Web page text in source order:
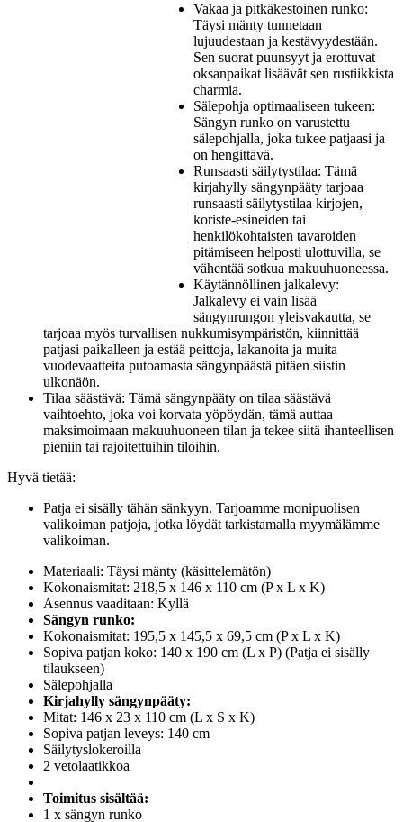
Vakaa ja pitkäkestoinen runko:
Täysi mänty tunnetaan
lujuudestaan ja kestävyydestään.
Sen suorat puunsyyt ja erottuvat
oksanpaikat lisäävät sen rustiikkista
charmia.
Sälepohja optimaaliseen tukeen:
Sängyn runko on varustettu
sälepohjalla, joka tukee patjaasi ja
on hengittävä.
Runsaasti säilytystilaa: Tämä
kirjahylly sängynpääty tarjoaa
runsaasti säilytystilaa kirjojen,
koriste-esineiden tai
henkilökohtaisten tavaroiden
pitämiseen helposti ulottuvilla, se
vähentää sotkua makuuhuoneessa.
Käytännöllinen jalkalevy:
Jalkalevy ei vain lisää
sängynrungon yleisvakautta, se
tarjoaa myös turvallisen nukkumisympäristön, kiinnittää
patjasi paikalleen ja estää peittoja, lakanoita ja muita
vuodevaatteita putoamasta sängynpäästä pitäen siistin
ulkonäön.
Tilaa säästävä: Tämä sängynpääty on tilaa säästävä
vaihtoehto, joka voi korvata yöpöydän, tämä auttaa
maksimoimaan makuuhuoneen tilan ja tekee siitä ihanteellisen
pieniin tai rajoitettuihin tiloihin.
Hyvä tietää:
Patja ei sisälly tähän sänkyyn. Tarjoamme monipuolisen
valikoiman patjoja, jotka löydät tarkistamalla myymälämme
valikoiman.
Materiaali: Täysi mänty (käsittelemätön)
Kokonaismitat: 218,5 x 146 x 110 cm (P x L x K)
Asennus vaaditaan: Kyllä
Sängyn runko:
Kokonaismitat: 195,5 x 145,5 x 69,5 cm (P x L x K)
Sopiva patjan koko: 140 x 190 cm (L x P) (Patja ei sisälly
tilaukseen)
Sälepohjalla
Kirjahylly sängynpääty:
Mitat: 146 x 23 x 110 cm (L x S x K)
Sopiva patjan leveys: 140 cm
Säilytyslokeroilla
2 vetolaatikkoa
Toimitus sisältää:
1 x sängyn runko